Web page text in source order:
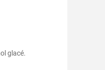
glacé.